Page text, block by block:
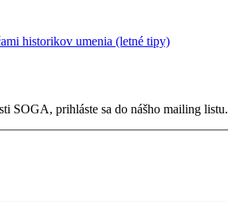
SOGA, prihláste sa do nášho mailing listu.